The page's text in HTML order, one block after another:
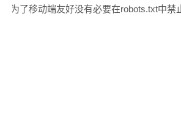
为了移动端友好没有必要在robots.txt中禁